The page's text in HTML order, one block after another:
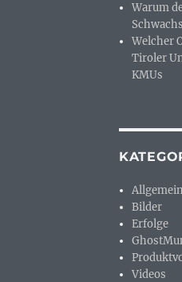
Warum
Welcher
Tiroler
KMUs
Bilder
Erfolge
Videos